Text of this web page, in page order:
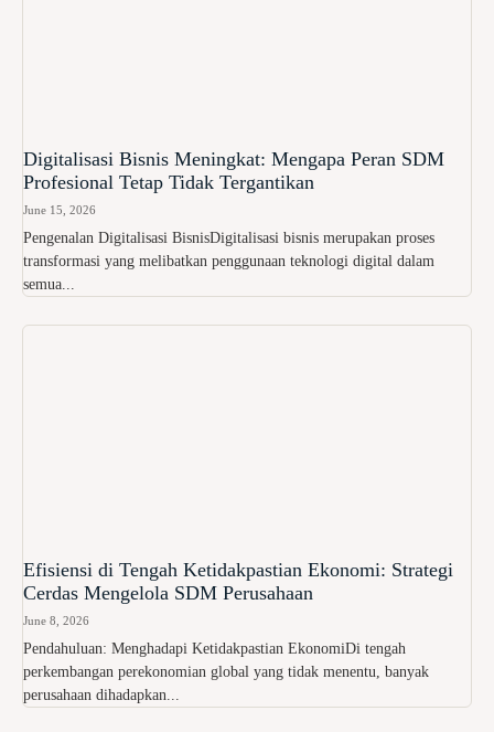
Digitalisasi Bisnis Meningkat: Mengapa Peran SDM
Profesional Tetap Tidak Tergantikan
June 15, 2026
Pengenalan Digitalisasi BisnisDigitalisasi bisnis merupakan proses
transformasi yang melibatkan penggunaan teknologi digital dalam
semua...
Efisiensi di Tengah Ketidakpastian Ekonomi: Strategi
Cerdas Mengelola SDM Perusahaan
June 8, 2026
Pendahuluan: Menghadapi Ketidakpastian EkonomiDi tengah
perkembangan perekonomian global yang tidak menentu, banyak
perusahaan dihadapkan...